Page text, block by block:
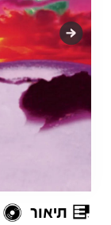
תיאור